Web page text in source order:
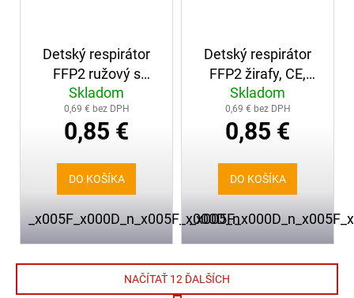
Detský respirátor
FFP2 ružový s
motívmi, CE, balený
po 1kuse,
EN149:2001+A1:2009
Skladom
0,69 € bez DPH
0,85 €
DO KOŠÍKA
_x005F_x000D_n_x005F_x000D_n
Detský respirátor
FFP2 žirafy, CE,
balený po 1kuse,
EN149:2001+A1:2009
Skladom
0,69 € bez DPH
0,85 €
DO KOŠÍKA
NAČÍTAŤ 12 ĎALŠÍCH